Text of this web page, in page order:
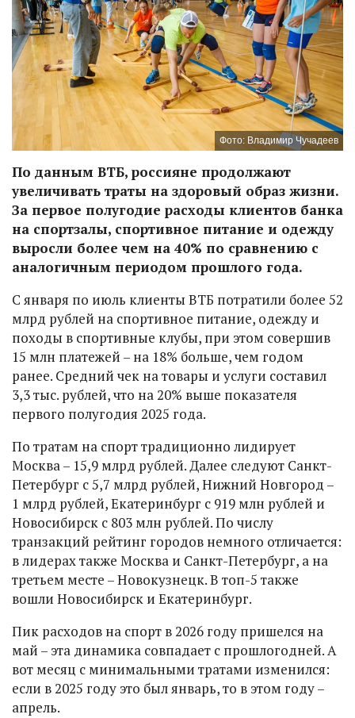
Фото: Владимир Чучадеев
По данным ВТБ, россияне продолжают
увеличивать траты на здоровый образ жизни.
За первое полугодие расходы клиентов банка
на спортзалы, спортивное питание и одежду
выросли более чем на 40% по сравнению с
аналогичным периодом прошлого года.
С января по июль клиенты ВТБ потратили более 52
млрд рублей на спортивное питание, одежду и
походы в спортивные клубы, при этом совершив
15 млн платежей – на 18% больше, чем годом
ранее. Средний чек на товары и услуги составил
3,3 тыс. рублей, что на 20% выше показателя
первого полугодия 2025 года.
По тратам на спорт традиционно лидирует
Москва – 15,9 млрд рублей. Далее следуют Санкт-
Петербург с 5,7 млрд рублей, Нижний Новгород –
1 млрд рублей, Екатеринбург с 919 млн рублей и
Новосибирск с 803 млн рублей. По числу
транзакций рейтинг городов немного отличается:
в лидерах также Москва и Санкт-Петербург, а на
третьем месте – Новокузнецк. В топ-5 также
вошли Новосибирск и Екатеринбург.
Пик расходов на спорт в 2026 году пришелся на
май – эта динамика совпадает с прошлогодней. А
вот месяц с минимальными тратами изменился:
если в 2025 году это был январь, то в этом году –
апрель.